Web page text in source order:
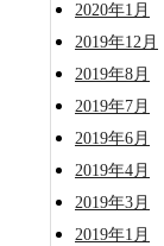
2020年1月
2019年12月
2019年8月
2019年7月
2019年6月
2019年4月
2019年3月
2019年1月